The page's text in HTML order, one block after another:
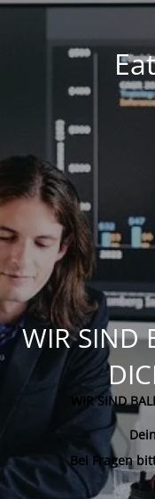
WIR SIND
WIR SIND
Bei Fragen